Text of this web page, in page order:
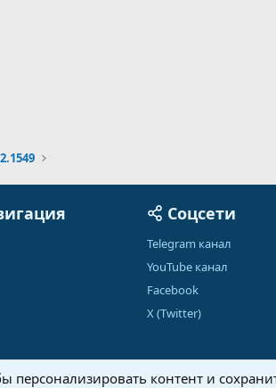
почта
Соцсети
Telegram канал
YouTube канал
Facebook
X (Twitter)
контент и